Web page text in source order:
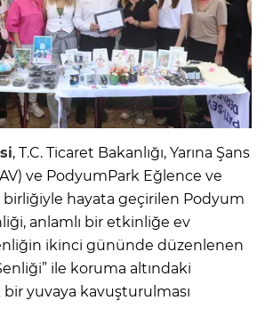
, T.C. Ticaret Bakanlığı, Yarına Şans
ve PodyumPark Eğlence ve
birliğiyle hayata geçirilen Podyum
anlamlı bir etkinliğe ev
ikinci gününde düzenlenen
ile koruma altındaki
bir yuvaya kavuşturulması